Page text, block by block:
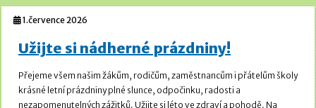
1.července 2026
Užijte si nádherné prázdniny!
Přejeme všem našim žákům, rodičům, zaměstnancům i přátelům školy
krásné letní prázdniny plné slunce, odpočinku, radosti a
nezapomenutelných zážitků. Užijte si léto ve zdraví a pohodě. Na